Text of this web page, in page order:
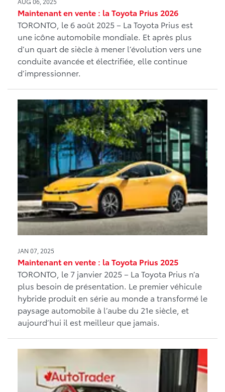
Maintenant en vente : la Toyota Prius 2026
TORONTO, le 6 août 2025 – La Toyota Prius est
une icône automobile mondiale. Et après plus
d’un quart de siècle à mener l’évolution vers une
conduite avancée et électrifiée, elle continue
d’impressionner.
JAN 07, 2025
Maintenant en vente : la Toyota Prius 2025
TORONTO, le 7 janvier 2025 – La Toyota Prius n’a
plus besoin de présentation. Le premier véhicule
hybride produit en série au monde a transformé le
paysage automobile à l’aube du 21e siècle, et
aujourd’hui il est meilleur que jamais.